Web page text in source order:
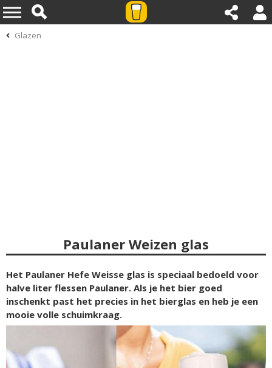
Glazen
Paulaner Weizen glas
Het Paulaner Hefe Weisse glas is speciaal bedoeld voor
halve liter flessen Paulaner. Als je het bier goed
inschenkt past het precies in het bierglas en heb je een
mooie volle schuimkraag.